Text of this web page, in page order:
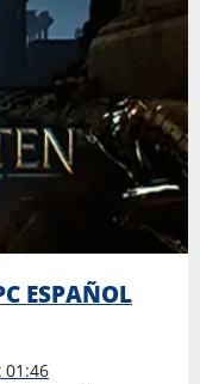
ESPAÑOL